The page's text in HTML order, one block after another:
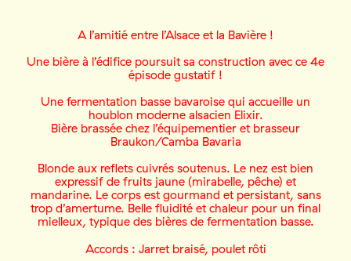
A l’amitié entre l’Alsace et la Bavière !
Une bière à l’édifice poursuit sa construction avec ce 4e
épisode gustatif !
Une fermentation basse bavaroise qui accueille un
houblon moderne alsacien Elixir.
Bière brassée chez l’équipementier et brasseur
Braukon/Camba Bavaria
Blonde aux reflets cuivrés soutenus. Le nez est bien
expressif de fruits jaune (mirabelle, pêche) et
mandarine. Le corps est gourmand et persistant, sans
trop d’amertume. Belle fluidité et chaleur pour un final
mielleux, typique des bières de fermentation basse.
Accords : Jarret braisé, poulet rôti